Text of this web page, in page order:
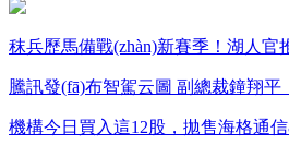
秣兵歷馬備戰(zhàn)新賽季！湖人官
騰訊發(fā)布智駕云圖 副總裁鐘翔
機構今日買入這12股，拋售海格通